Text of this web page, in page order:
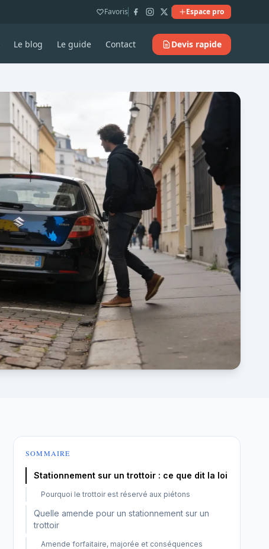
Favoris Espace pro
Le blog Le guide Contact Devis rapide
SOMMAIRE
Stationnement sur un trottoir : ce que dit la loi
Pourquoi le trottoir est réservé aux piétons
Quelle amende pour un stationnement sur un
trottoir
Amende forfaitaire, majorée et conséquences